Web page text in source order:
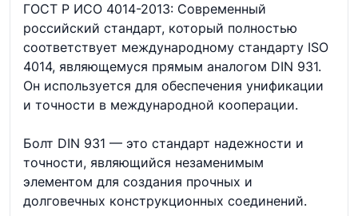
ГОСТ Р ИСО 4014-2013: Современный
российский стандарт, который полностью
соответствует международному стандарту ISO
4014, являющемуся прямым аналогом DIN 931.
Он используется для обеспечения унификации
и точности в международной кооперации.
Болт DIN 931 — это стандарт надежности и
точности, являющийся незаменимым
элементом для создания прочных и
долговечных конструкционных соединений.